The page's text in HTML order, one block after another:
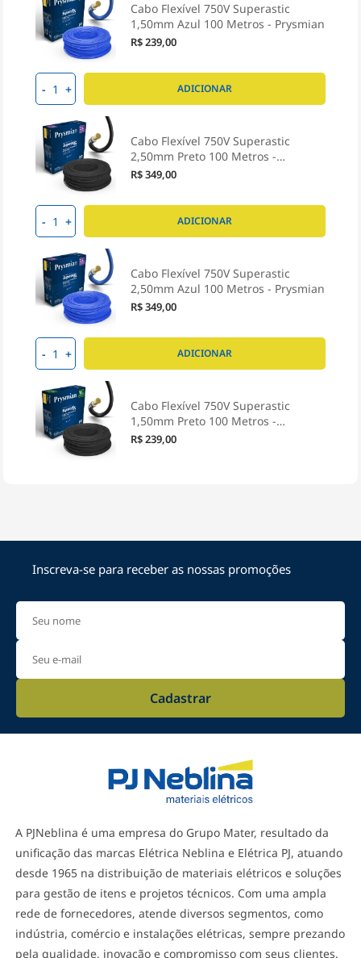
Cabo Flexível 750V Superastic
1,50mm Azul 100 Metros - Prysmian
R$ 239,00
- + ADICIONAR
Cabo Flexível 750V Superastic
2,50mm Preto 100 Metros -
Prysmian
R$ 349,00
- + ADICIONAR
Cabo Flexível 750V Superastic
2,50mm Azul 100 Metros - Prysmian
R$ 349,00
- + ADICIONAR
Cabo Flexível 750V Superastic
1,50mm Preto 100 Metros -
Prysmian
R$ 239,00
Cabo Flexível 750V Superastic
Prysmian
R$ 349,00
- +
Prysmian
R$ 239,00
Cabo Flexível 750V Superastic
Prysmian
R$ 569,00
Cabo Flexível 750V Superastic
4,00mm Preto 100 Metros -
Inscreva-se para receber as nossas promoções
Cadastrar
A PJNeblina é uma empresa do Grupo Mater, resultado da
unificação das marcas Elétrica Neblina e Elétrica PJ, atuando
desde 1965 na distribuição de materiais elétricos e soluções
para gestão de itens e projetos técnicos. Com uma ampla
rede de fornecedores, atende diversos segmentos, como
indústria, comércio e instalações elétricas, sempre prezando
pela qualidade, inovação e compromisso com seus clientes.